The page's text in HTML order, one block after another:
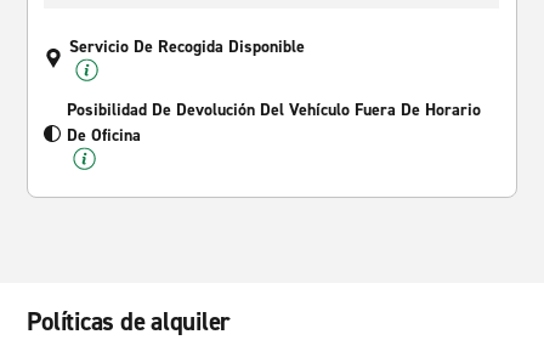
Servicio De Recogida Disponible
Posibilidad De Devolución Del Vehículo Fuera De Horario
De Oficina
Políticas de alquiler